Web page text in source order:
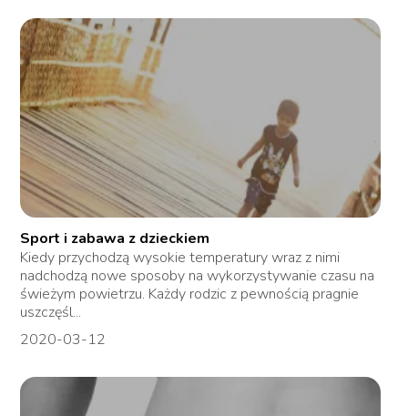
Sport i zabawa z dzieckiem
Kiedy przychodzą wysokie temperatury wraz z nimi
nadchodzą nowe sposoby na wykorzystywanie czasu na
świeżym powietrzu. Każdy rodzic z pewnością pragnie
uszczęśl...
2020-03-12